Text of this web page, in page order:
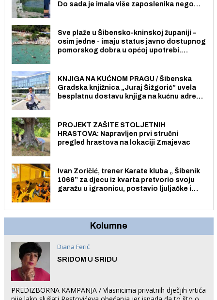
Do sada je imala više zaposlenika nego
Sve plaže u Šibensko-kninskoj županiji –
osim jedne - imaju status javno dostupnog
pomorskog dobra u općoj upotrebi.
KNJIGA NA KUĆNOM PRAGU / Šibenska
Gradska knjižnica „Juraj Šižgorić” uvela
besplatnu dostavu knjiga na kućnu adresu
PROJEKT ZAŠITE STOLJETNIH
HRASTOVA: Napravljen prvi stručni
pregled hrastova na lokaciji Zmajevac
Ivan Zoričić, trener Karate kluba „ Šibenik
1066” za djecu iz kvarta pretvorio svoju
garažu u igraonicu, postavio ljuljačke i
Kolumne
Diana Ferić
SRIDOM U SRIDU
PREDIZBORNA KAMPANJA / Vlasnicima privatnih dječjih vrtića